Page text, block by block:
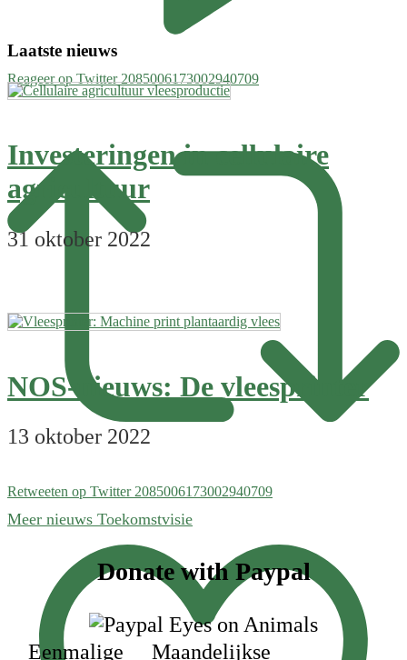
Reageer op Twitter 2085006173002940709
Retweeten op Twitter 2085006173002940709
Laatste nieuws
Investeringen in cellulaire
agricultuur
31 oktober 2022
NOS-nieuws: De vleesprinter
13 oktober 2022
Meer nieuws Toekomstvisie
FooterDonate with Paypal
Eenmalige
Maandelijkse